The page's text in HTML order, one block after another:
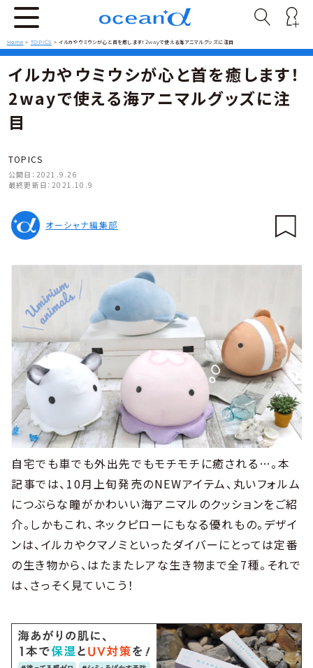
Home > TOPICS >イルカやウミウシが心と首を癒します！2wayで使える海アニマルグッズに注目
イルカやウミウシが心と首を癒します！
2wayで使える海アニマルグッズに注
目
TOPICS
公開日： 2021.9.26
最終更新日： 2021.10.9
オーシャナ編集部
自宅でも車でも外出先でもモチモチに癒される…。本
記事では、10月上旬発売のNEWアイテム、丸いフォルム
につぶらな瞳がかわいい海アニマルのクッションをご紹
介。しかもこれ、ネックピローにもなる優れもの。デザイ
ンは、イルカやクマノミといったダイバーにとっては定番
の生き物から、はたまたレアな生き物まで全7種。それで
は、さっそく見ていこう！